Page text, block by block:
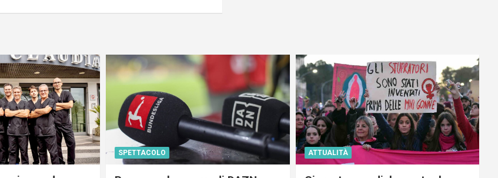
SPETTACOLO ATTUALITÀ